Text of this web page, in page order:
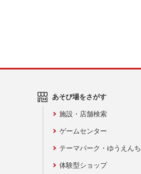
あそび場をさがす
施設・店舗検索
ゲームセンター
テーマパーク・ゆうえんち
体験型ショップ